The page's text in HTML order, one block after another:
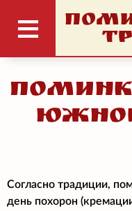
Согласно традиции,
день похорон